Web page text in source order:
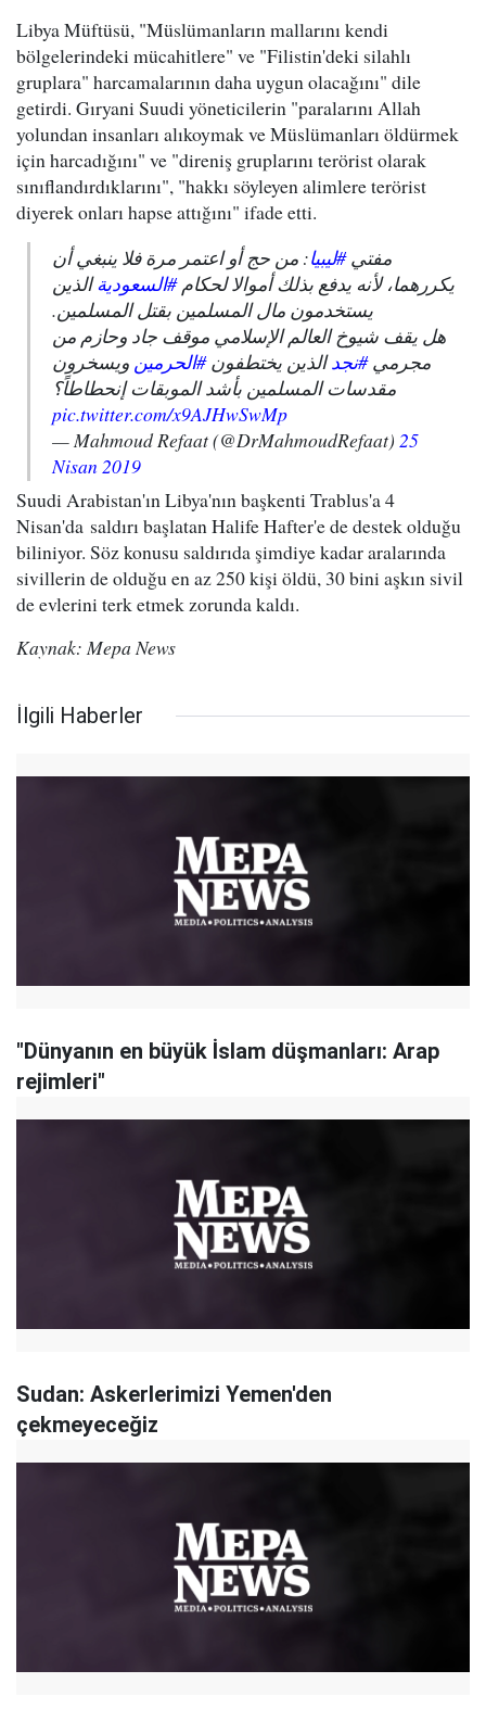
Libya Müftüsü, "Müslümanların mallarını kendi
bölgelerindeki mücahitlere" ve "Filistin'deki silahlı
gruplara" harcamalarının daha uygun olacağını" dile
getirdi. Gıryani Suudi yöneticilerin "paralarını Allah
yolundan insanları alıkoymak ve Müslümanları öldürmek
için harcadığını" ve "direniş gruplarını terörist olarak
sınıflandırdıklarını", "hakkı söyleyen alimlere terörist
diyerek onları hapse attığını" ifade etti.
مفتي#ليبيا: من حج أو اعتمر مرة فلا ينبغي أن
يكررهما، لأنه يدفع بذلك أموالا لحكام#السعوديةالذين
يستخدمون مال المسلمين بقتل المسلمين.
هل يقف شيوخ العالم الإسلامي موقف جاد وحازم من
مجرمي#نجدالذين يختطفون#الحرمين ويسخرون
مقدسات المسلمين بأشد الموبقات إنحطاطاً؟
pic.twitter.com/x9AJHwSwMp
— Mahmoud Refaat (@DrMahmoudRefaat) 25
Nisan 2019
Suudi Arabistan'ın Libya'nın başkenti Trablus'a 4
Nisan'da saldırı başlatan Halife Hafter'e de destek olduğu
biliniyor. Söz konusu saldırıda şimdiye kadar aralarında
sivillerin de olduğu en az 250 kişi öldü, 30 bini aşkın sivil
de evlerini terk etmek zorunda kaldı.
Kaynak: Mepa News
İlgili Haberler
"Dünyanın en büyük İslam düşmanları: Arap
rejimleri"
Sudan: Askerlerimizi Yemen'den
çekmeyeceğiz